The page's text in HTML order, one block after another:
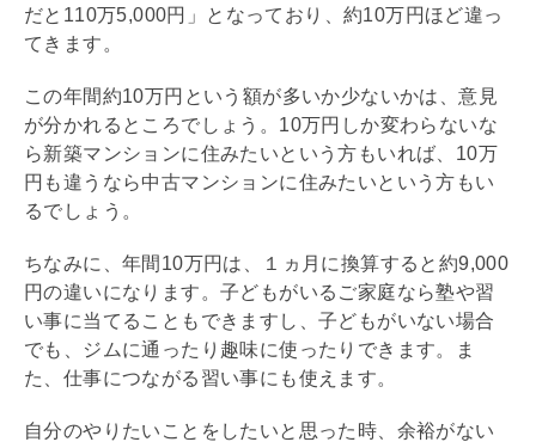
だと110万5,000円」となっており、約10万円ほど違っ
てきます。
この年間約10万円という額が多いか少ないかは、意見
が分かれるところでしょう。10万円しか変わらないな
ら新築マンションに住みたいという方もいれば、10万
円も違うなら中古マンションに住みたいという方もい
るでしょう。
ちなみに、年間10万円は、１ヵ月に換算すると約9,000
円の違いになります。子どもがいるご家庭なら塾や習
い事に当てることもできますし、子どもがいない場合
でも、ジムに通ったり趣味に使ったりできます。ま
た、仕事につながる習い事にも使えます。
自分のやりたいことをしたいと思った時、余裕がない